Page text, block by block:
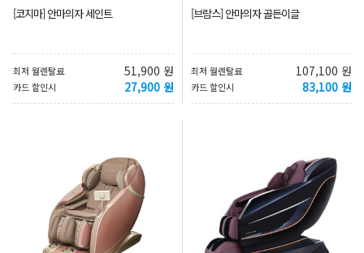
[코지마] 안마의자 세인트
최저 월렌탈료 51,900 원
카드 할인시 27,900 원
[브람스] 안마의자 골든이글
최저 월렌탈료 107,100 원
카드 할인시 83,100 원